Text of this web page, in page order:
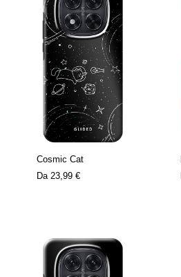
Cosmic Cat
Da 23,99 €